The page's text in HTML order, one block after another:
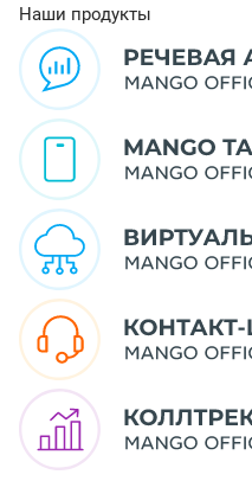
Наши продукты